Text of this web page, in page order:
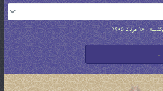
, 18 مرداد 1405